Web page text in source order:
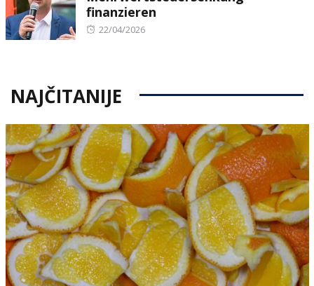
finanzieren
Posted
22/04/2026
NAJČITANIJE